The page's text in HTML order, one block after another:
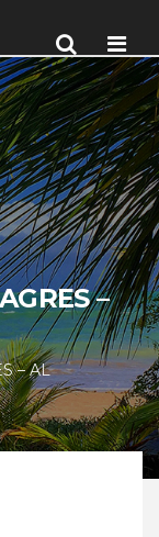
–
– AL